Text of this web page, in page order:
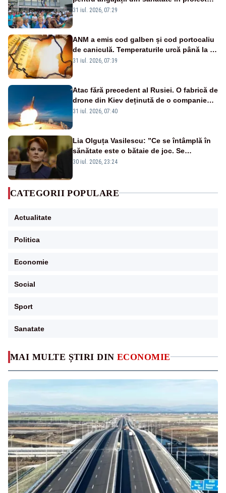
MAI MULTE ȘTIRI DIN ECONOMIE
Legii salarizării
31 iul. 2026, 07:29
ANM a emis cod galben și cod portocaliu
de caniculă. Temperaturile urcă până la 38
de grade, iar nopțile devin tropicale
31 iul. 2026, 07:39
Atac fără precedent al Rusiei. O fabrică de
drone din Kiev deținută de o companie
americană, distrusă de o rachetă
31 iul. 2026, 07:40
Lia Olguța Vasilescu: ”Ce se întâmplă în
sănătate este o bătaie de joc. Se
guvernează extraordinar de prost”
30 iul. 2026, 23:24
CATEGORII POPULARE
Actualitate
Politica
Economie
Social
Sport
Sanatate